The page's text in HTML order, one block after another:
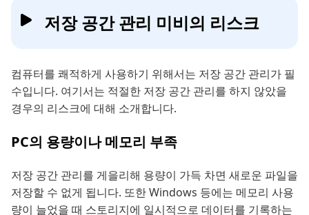
저장 공간 관리 미비의 리스크
컴퓨터를 쾌적하게 사용하기 위해서는 저장 공간 관리가 필
수입니다. 여기서는 적절한 저장 공간 관리를 하지 않았을
경우의 리스크에 대해 소개합니다.
PC의 용량이나 메모리 부족
저장 공간 관리를 게을리해 용량이 가득 차면 새로운 파일을
저장할 수 없게 됩니다. 또한 Windows 등에는 메모리 사용
량이 늘었을 때 스토리지에 일시적으로 데이터를 기록하는